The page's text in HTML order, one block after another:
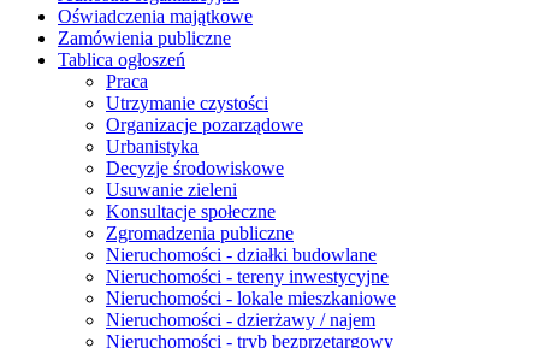
Oświadczenia majątkowe
Zamówienia publiczne
Tablica ogłoszeń
Praca
Utrzymanie czystości
Organizacje pozarządowe
Urbanistyka
Decyzje środowiskowe
Usuwanie zieleni
Konsultacje społeczne
Zgromadzenia publiczne
Nieruchomości - działki budowlane
Nieruchomości - tereny inwestycyjne
Nieruchomości - lokale mieszkaniowe
Nieruchomości - dzierżawy / najem
Nieruchomości - tryb bezprzetargowy